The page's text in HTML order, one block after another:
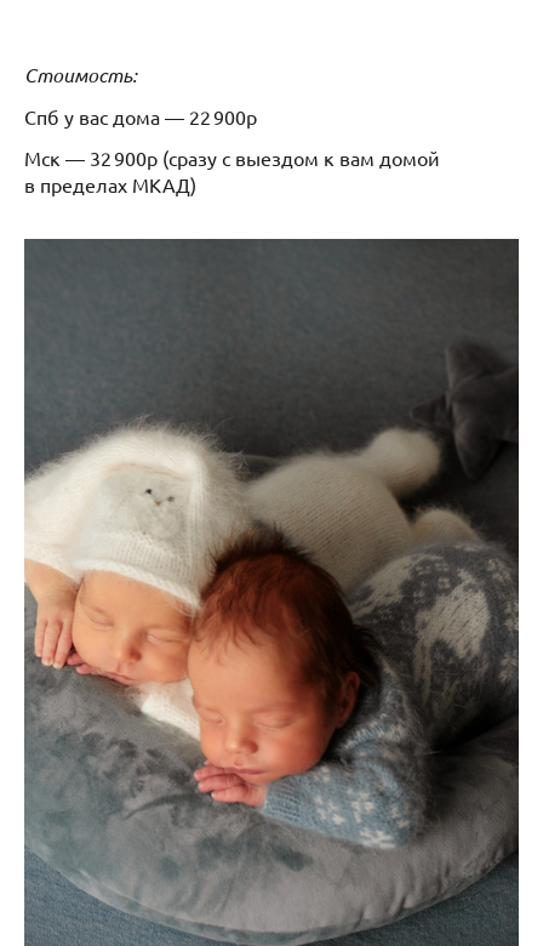
Стоимость:
Спб у вас дома — 22 900р
Мск — 32 900р (сразу с выездом к вам домой
в пределах МКАД)